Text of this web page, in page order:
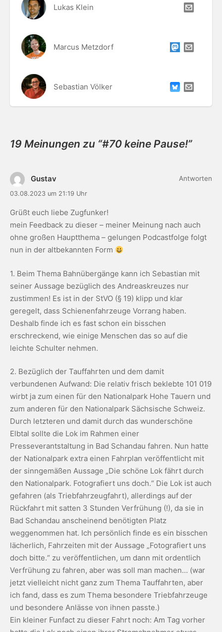
Lukas Klein
Marcus Metzdorf
Sebastian Völker
19 Meinungen zu “#70 keine Pause!”
Gustav
03.08.2023 um 21:19 Uhr
Grüßt euch liebe Zugfunker!
mein Feedback zu dieser – meiner Meinung nach auch
ohne großen Hauptthema – gelungen Podcastfolge folgt
nun in der altbekannten Form
1. Beim Thema Bahnübergänge kann ich Sebastian mit
seiner Aussage bezüglich des Andreaskreuzes nur
zustimmen! Es ist in der StVO (§ 19) klipp und klar
geregelt, dass Schienenfahrzeuge Vorrang haben.
Deshalb finde ich es fast schon ein bisschen
erschreckend, wie einige Menschen das so auf die
leichte Schulter nehmen.
2. Bezüglich der Tauffahrten und dem damit
verbundenen Aufwand: Die relativ frisch beklebte 101 019
wirbt ja zum einen für den Nationalpark Hohe Tauern und
zum anderen für den Nationalpark Sächsische Schweiz.
Durch letzteren und damit durch das wunderschöne
Elbtal sollte die Lok im Rahmen einer
Presseverantstaltung in Bad Schandau fahren. Nun hatte
der Nationalpark extra einen Fahrplan veröffentlicht mit
der sinngemäßen Aussage „Die schöne Lok fährt durch
den Nationalpark. Fotografiert uns doch.“ Die Lok ist auch
gefahren (als Triebfahrzeugfahrt), allerdings auf der
Rückfahrt mit satten 3 Stunden Verfrühung (!), da sie in
Bad Schandau anscheinend benötigten Platz
weggenommen hat. Ich persönlich finde es ein bisschen
lächerlich, Fahrzeiten mit der Aussage „Fotografiert uns
doch bitte.“ zu veröffentlichen, um dann mit ordentlich
Verfrühung zu fahren, aber was soll man machen… (war
jetzt vielleicht nicht ganz zum Thema Tauffahrten, aber
ich fand, dass es zum Thema besondere Triebfahrzeuge
und besondere Anlässe von ihnen passte.)
Ein kleiner Funfact zu dieser Fahrt noch: Am Tag vorher
Antworten